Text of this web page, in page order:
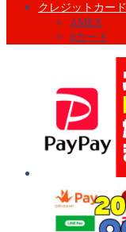
クレジットカード
AMEX
dカード